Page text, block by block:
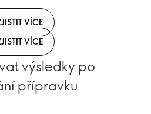
VÍCE
VÍCE
výsledky po
přípravku